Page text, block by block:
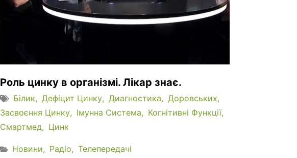
Роль цинку в організмі. Лікар знає.
Білик Дефіцит Цинку Диагностика
Доровських
Засвоєння Цинку
Імунна Система
Когнітивні Функції
Смартмед
Цинк
Новини Радіо Телепередачі